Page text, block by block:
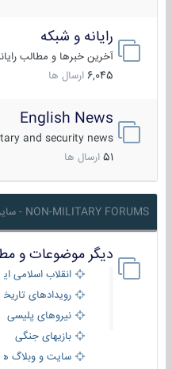
رایانه و شبکه
آخرین خبرها و مطالب رایانه
6,045 ارسال ها
English News
and security news
51 ارسال ها
NON-MILITARY FORUMS - سایر بخشها
دیگر موضوعات و
انقلاب اسلامی ایران
رویدادهای
نیروهای پلیسی
بازیهای جنگی
سایت و وبلاگ ها